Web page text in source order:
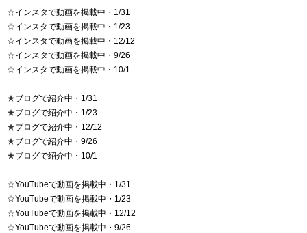
☆インスタで動画を掲載中・1/31
☆インスタで動画を掲載中・1/23
☆インスタで動画を掲載中・12/12
☆インスタで動画を掲載中・9/26
☆インスタで動画を掲載中・10/1
★ブログで紹介中・1/31
★ブログで紹介中・1/23
★ブログで紹介中・12/12
★ブログで紹介中・9/26
★ブログで紹介中・10/1
☆YouTubeで動画を掲載中・1/31
☆YouTubeで動画を掲載中・1/23
☆YouTubeで動画を掲載中・12/12
☆YouTubeで動画を掲載中・9/26